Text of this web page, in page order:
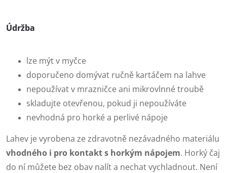
Údržba
lze mýt v myčce
doporučeno domývat ručně kartáčem na lahve
nepoužívat v mrazničce ani mikrovlnné troubě
skladujte otevřenou, pokud ji nepoužíváte
nevhodná pro horké a perlivé nápoje
Lahev je vyrobena ze zdravotně nezávadného materiálu
vhodného i pro kontakt s horkým nápojem. Horký čaj
do ní můžete bez obav nalít a nechat vychladnout. Není